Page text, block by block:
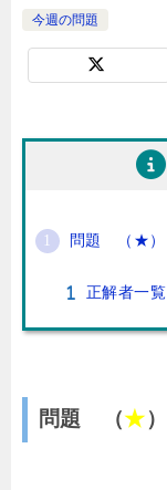
今週の問題
問題 （★）
正解者一覧
問題 （★）